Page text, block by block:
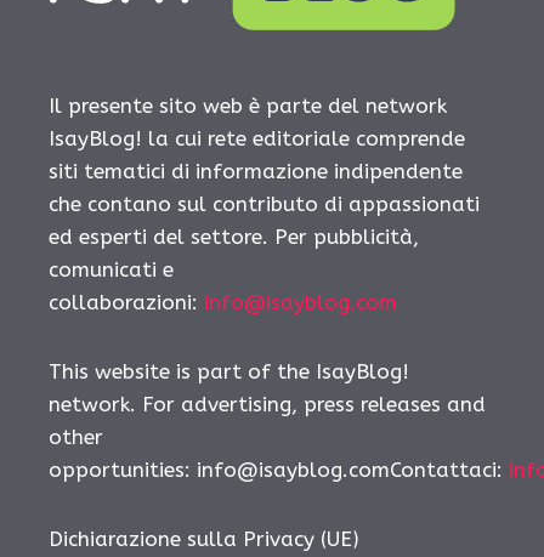
Il presente sito web è parte del network
IsayBlog! la cui rete editoriale comprende
siti tematici di informazione indipendente
che contano sul contributo di appassionati
ed esperti del settore. Per pubblicità,
comunicati e
collaborazioni: info@isayblog.com
This website is part of the IsayBlog!
network. For advertising, press releases and
other
opportunities: info@isayblog.comContattaci:
Dichiarazione sulla Privacy (UE)